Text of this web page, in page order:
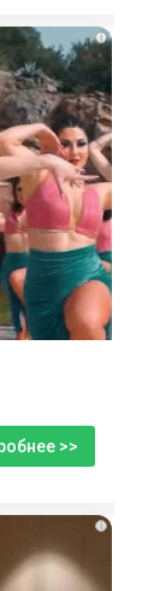
i
>>
i